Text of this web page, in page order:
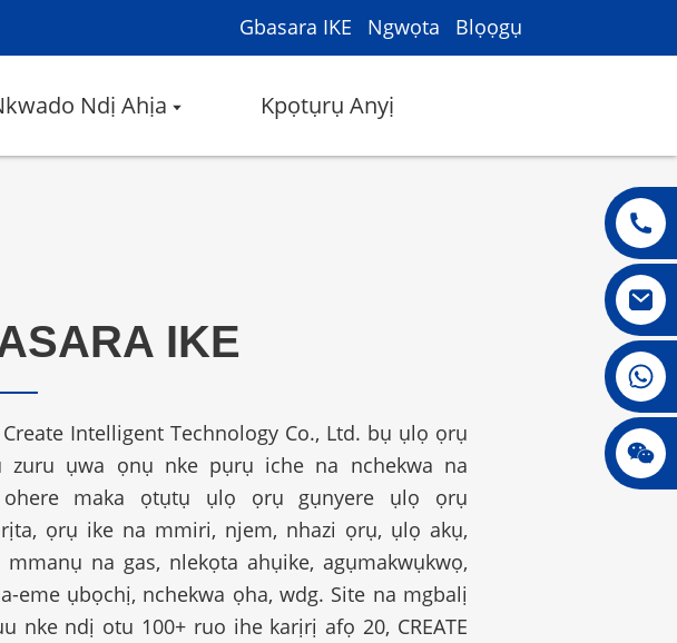
Gbasara IKE Ngwọta Blọọgụ
Ndị Ahịa Kpọtụrụ Anyị
IKE
Create Intelligent Technology Co., Ltd. bụ ụlọ ọrụ
zuru ụwa ọnụ nke pụrụ iche na nchekwa na
ohere maka ọtụtụ ụlọ ọrụ gụnyere ụlọ ọrụ
ọrụ ike na mmiri, njem, nhazi ọrụ, ụlọ akụ,
na gas, nlekọta ahụike, agụmakwụkwọ,
eme ụbọchị, nchekwa ọha, wdg. Site na mgbalị
nke ndị otu 100+ ruo ihe karịrị afọ 20, CREATE